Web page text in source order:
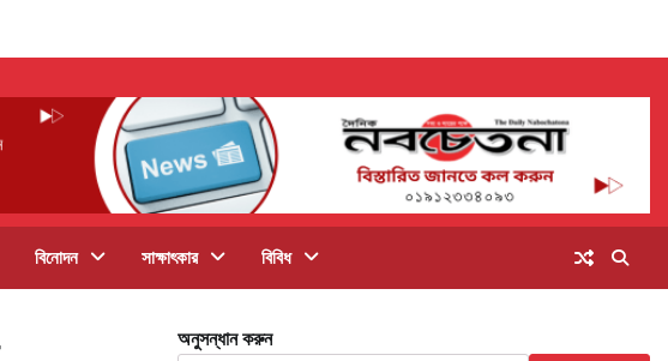
বিনোদন সাক্ষাৎকার বিবিধ
অনুসন্ধান করুন